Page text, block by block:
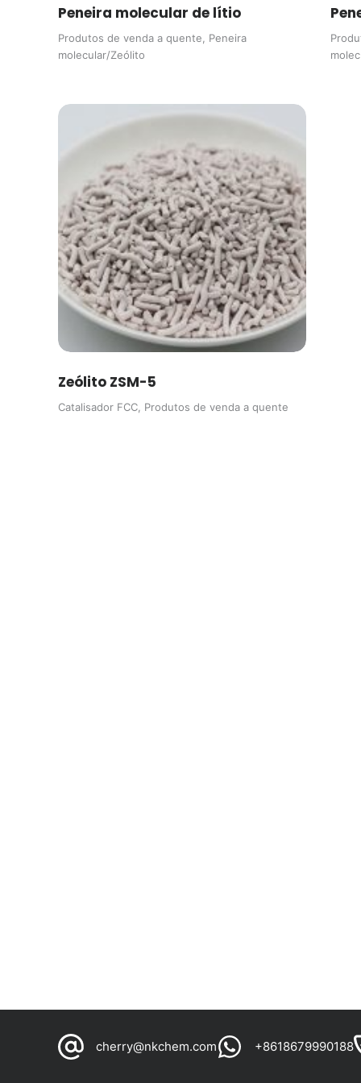
Peneira molecular de lítio
Produtos de venda a quente
Peneira
molecular/Zeólito
Zeólito ZSM-5
Catalisador FCC Produtos de venda a quente
cherry@nkchem.com +8618679990188